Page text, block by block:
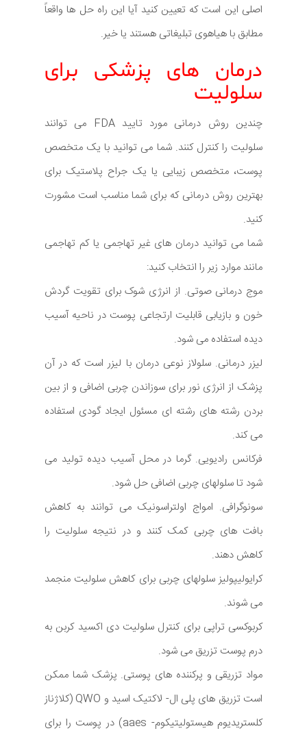
اصلی این است که تعیین کنید آیا این راه حل ها واقعاً
مطابق با هیاهوی تبلیغاتی هستند یا خیر.
درمان های پزشکی برای
سلولیت
چندین روش درمانی مورد تایید FDA می توانند
سلولیت را کنترل کنند. شما می توانید با یک متخصص
پوست، متخصص زیبایی یا یک جراح پلاستیک برای
بهترین روش درمانی که برای شما مناسب است مشورت
کنید.
شما می توانید درمان های غیر تهاجمی یا کم تهاجمی
مانند موارد زیر را انتخاب کنید:
موج درمانی صوتی. از انرژی شوک برای تقویت گردش
خون و بازیابی قابلیت ارتجاعی پوست در ناحیه آسیب
دیده استفاده می شود.
لیزر درمانی. سلولاز نوعی درمان با لیزر است که در آن
پزشک از انرژی نور برای سوزاندن چربی اضافی و از بین
بردن رشته های رشته ای مسئول ایجاد گودی استفاده
می کند.
فرکانس رادیویی. گرما در محل آسیب دیده تولید می
شود تا سلولهای چربی اضافی حل شود.
سونوگرافی. امواج اولتراسونیک می توانند به کاهش
بافت های چربی کمک کنند و در نتیجه سلولیت را
کاهش دهند.
کرایولیپولیز سلولهای چربی برای کاهش سلولیت منجمد
می شوند.
کربوکسی تراپی برای کنترل سلولیت دی اکسید کربن به
درم پوست تزریق می شود.
مواد تزریقی و پرکننده های پوستی. پزشک شما ممکن
است تزریق های پلی ال- لاکتیک اسید و QWO (کلاژناز
کلستریدیوم هیستولیتیکوم- aaes) در پوست را برای